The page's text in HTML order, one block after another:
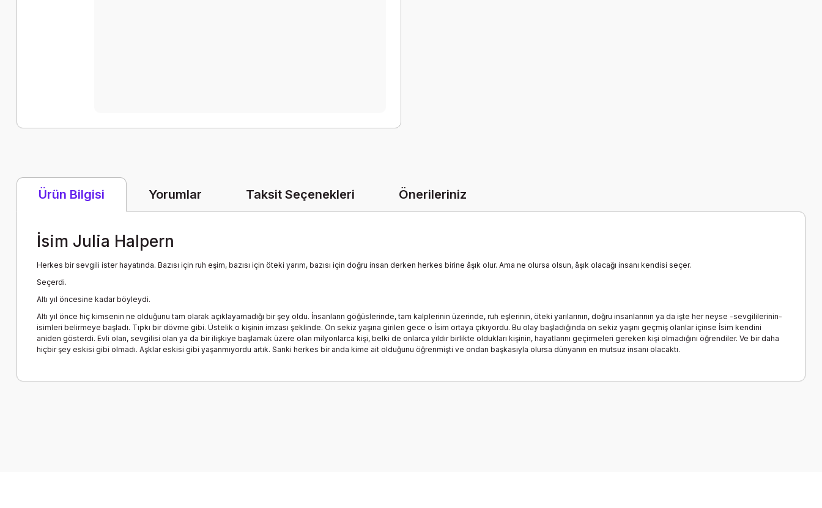
Ürün Bilgisi Yorumlar Taksit Seçenekleri Önerileriniz
İsim Julia Halpern
Herkes bir sevgili ister hayatında. Bazısı için ruh eşim, bazısı için öteki yarım, bazısı için doğru insan derken herkes birine âşık olur. Ama ne olursa olsun, âşık olacağı insanı kendisi seçer.
Seçerdi.
Altı yıl öncesine kadar böyleydi.
Altı yıl önce hiç kimsenin ne olduğunu tam olarak açıklayamadığı bir şey oldu. İnsanların göğüslerinde, tam kalplerinin üzerinde, ruh eşlerinin, öteki yarılarının, doğru insanlarının ya da işte her neyse -sevgililerinin-
isimleri belirmeye başladı. Tıpkı bir dövme gibi. Üstelik o kişinin imzası şeklinde. On sekiz yaşına girilen gece o İsim ortaya çıkıyordu. Bu olay başladığında on sekiz yaşını geçmiş olanlar içinse İsim kendini
aniden gösterdi. Evli olan, sevgilisi olan ya da bir ilişkiye başlamak üzere olan milyonlarca kişi, belki de onlarca yıldır birlikte oldukları kişinin, hayatlarını geçirmeleri gereken kişi olmadığını öğrendiler. Ve bir daha
hiçbir şey eskisi gibi olmadı. Aşklar eskisi gibi yaşanmıyordu artık. Sanki herkes bir anda kime ait olduğunu öğrenmişti ve ondan başkasıyla olursa dünyanın en mutsuz insanı olacaktı.